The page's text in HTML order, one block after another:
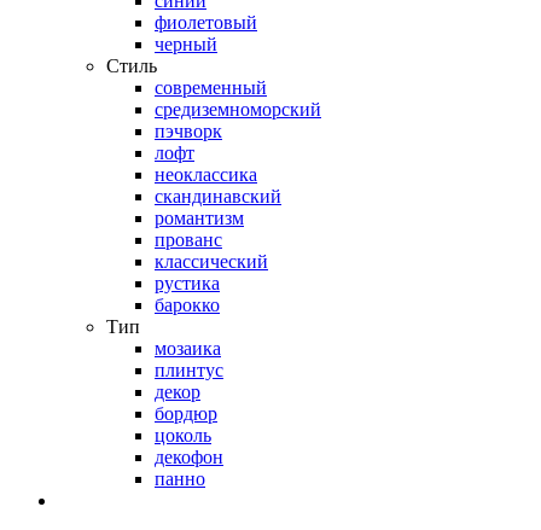
фиолетовый
черный
Стиль
современный
средиземноморский
пэчворк
лофт
неоклассика
скандинавский
романтизм
прованс
классический
рустика
барокко
Тип
мозаика
плинтус
декор
бордюр
цоколь
декофон
панно